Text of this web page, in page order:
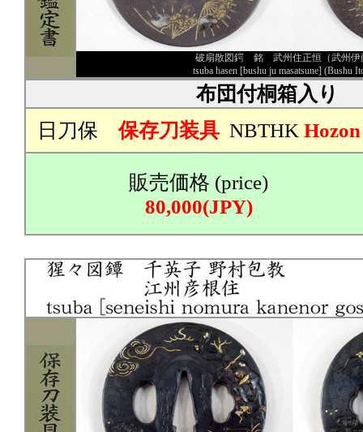
破扇散図鍔 銘 武州住正恒（武州伊
tsuba hasen [bushu ju masatsune] (Bushu
布団付桐箱入り
日刀保 保存刀装具 NBTHK Hozon
販売価格 (price)
80,000(JPY)